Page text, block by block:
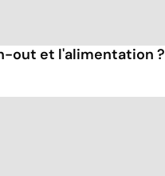
out et l'alimentation ?